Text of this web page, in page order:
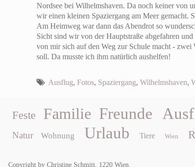
Nordsee bei Wilhelmshaven. Da noch keiner von
wir einen kleinen Spaziergang am Meer gemacht.
Am Heimweg war dann das Abendrot so
Sicht sind wir von der Hauptstraße abgefahren
von mir sich auf den Weg zur Schule macht -
soll. Da musste ich ihm natürlich aushelfen!
Ausflug, Fotos, Spaziergang, Wilhelmshaven,
Feste Familie Freunde
Natur Wohnung Urlaub Tiere Wien
Copyright by Christine Schmitt, 1220 Wien.